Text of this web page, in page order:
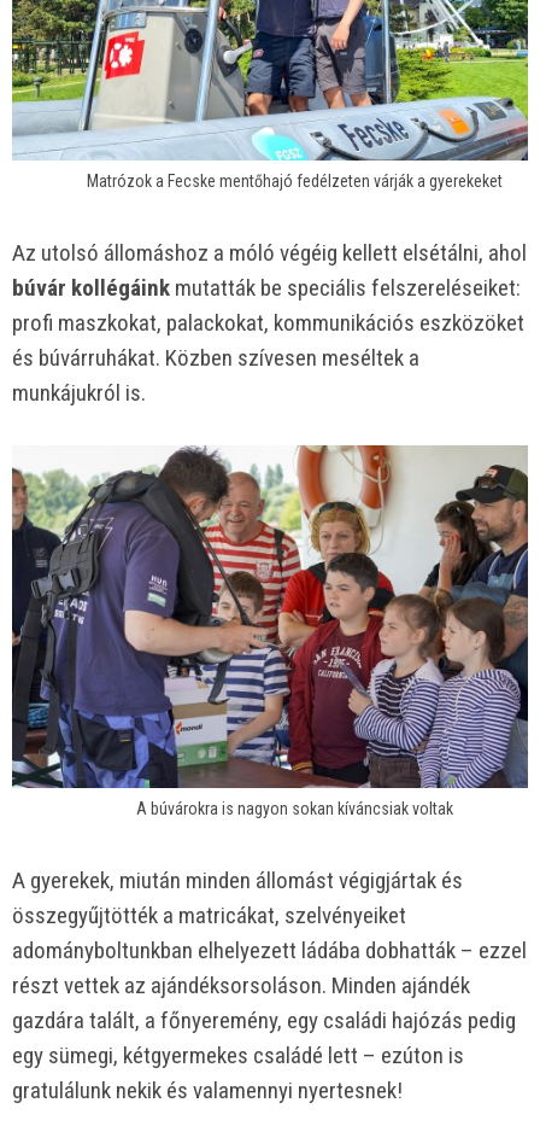
Matrózok a Fecske mentőhajó fedélzeten várják a gyerekeket
Az utolsó állomáshoz a móló végéig kellett elsétálni, ahol
búvár kollégáink mutatták be speciális felszereléseiket:
profi maszkokat, palackokat, kommunikációs eszközöket
és búvárruhákat. Közben szívesen meséltek a
munkájukról is.
A búvárokra is nagyon sokan kíváncsiak voltak
A gyerekek, miután minden állomást végigjártak és
összegyűjtötték a matricákat, szelvényeiket
adományboltunkban elhelyezett ládába dobhatták – ezzel
részt vettek az ajándéksorsoláson. Minden ajándék
gazdára talált, a főnyeremény, egy családi hajózás pedig
egy sümegi, kétgyermekes családé lett – ezúton is
gratulálunk nekik és valamennyi nyertesnek!